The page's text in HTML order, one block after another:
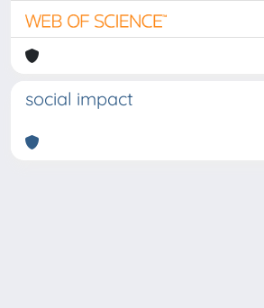
social impact